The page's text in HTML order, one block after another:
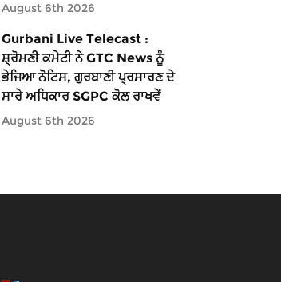
August 6th 2026
Gurbani Live Telecast :
ਸ਼੍ਰੋਮਣੀ ਕਮੇਟੀ ਨੇ GTC News ਨੂੰ
ਭੇਜਿਆ ਨੋਟਿਸ, ਗੁਰਬਾਣੀ ਪ੍ਰਸਾਰਣ ਦੇ
ਸਾਰੇ ਅਧਿਕਾਰ SGPC ਕੋਲ ਰਾਖਵੇਂ
August 6th 2026